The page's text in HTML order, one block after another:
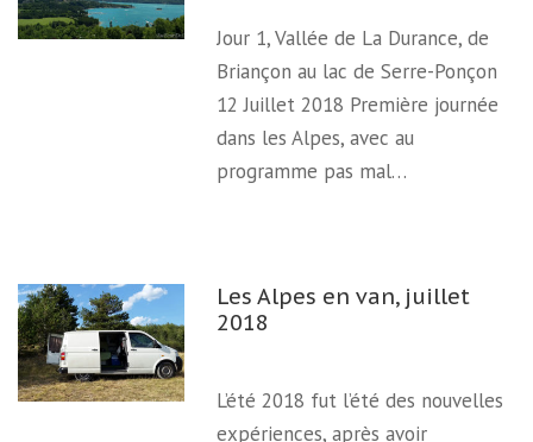
Jour 1, Vallée de La Durance, de
Briançon au lac de Serre-Ponçon
12 Juillet 2018 Première journée
dans les Alpes, avec au
programme pas mal…
Les Alpes en van, juillet
2018
L’été 2018 fut l’été des nouvelles
expériences, après avoir